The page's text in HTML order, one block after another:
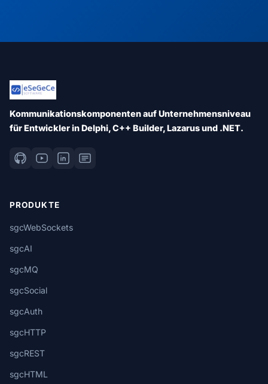
Kommunikationskomponenten auf Unternehmensniveau
für Entwickler in Delphi, C++ Builder, Lazarus und .NET.
PRODUKTE
sgcWebSockets
sgcAI
sgcMQ
sgcSocial
sgcAuth
sgcHTTP
sgcREST
sgcHTML